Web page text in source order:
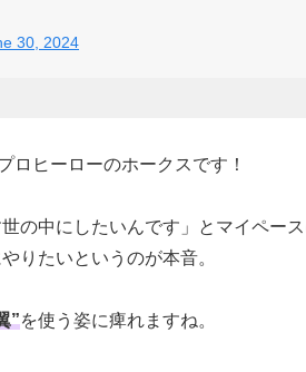
30, 2024
ロヒーローのホークスです！
の中にしたいんです」とマイペー
りたいというのが本音。
”を使う姿に痺れますね。